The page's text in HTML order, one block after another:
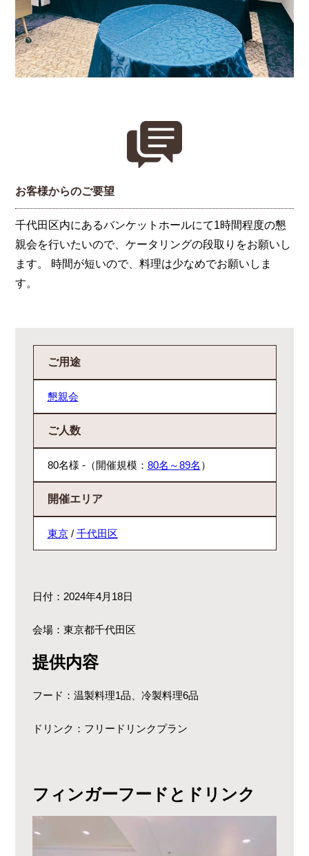
お客様からのご要望
千代田区内にあるバンケットホールにて1時間程度の懇
親会を行いたいので、ケータリングの段取りをお願いし
ます。 時間が短いので、料理は少なめでお願いしま
す。
ご用途
懇親会
ご人数
80名様 -（開催規模： 80名～89名 ）
開催エリア
東京/ 千代田区
日付：2024年4月18日
会場：東京都千代田区
提供内容
フード：温製料理1品、冷製料理6品
ドリンク：フリードリンクプラン
フィンガーフードとドリンク